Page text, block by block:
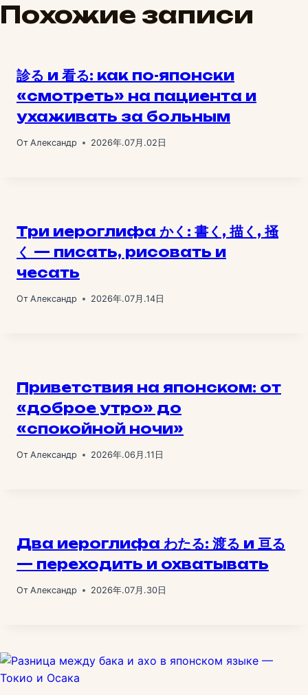
Похожие записи
診る и 看る: как по-японски
«смотреть» на пациента и
ухаживать за больным
От Александр 2026年.07月.02日
Три иероглифа かく: 書く, 描く, 掻
く — писать, рисовать и
чесать
От Александр 2026年.07月.14日
Приветствия на японском: от
«доброе утро» до
«спокойной ночи»
От Александр 2026年.06月.11日
Два иероглифа わたる: 渡る и 亘る
— переходить и охватывать
От Александр 2026年.07月.30日